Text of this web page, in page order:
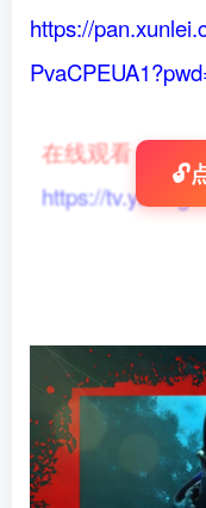
https://
在线观看：
https://